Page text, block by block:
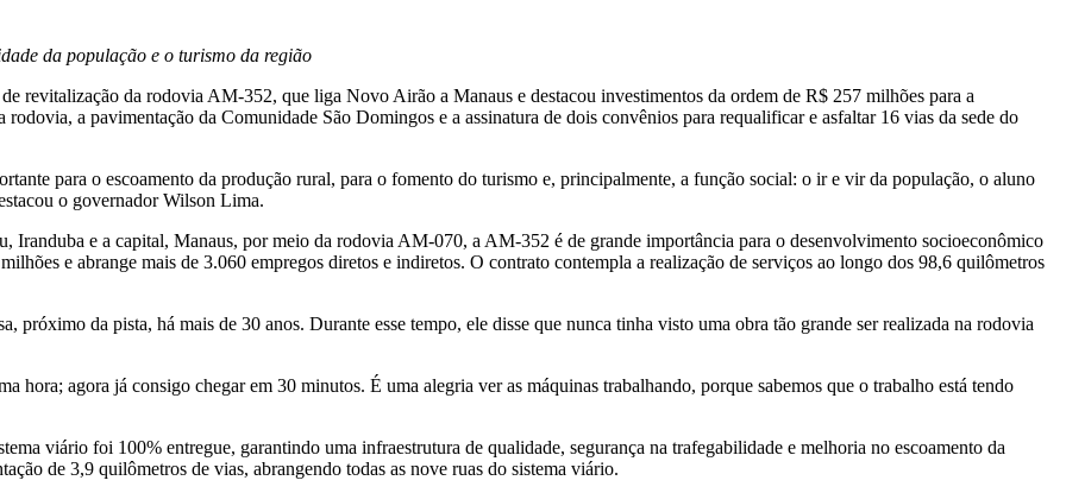
da população e o turismo da região
revitalização da rodovia AM-352, que liga Novo Airão a Manaus e destacou investimentos da ordem de R$ 257 milhões para a
a pavimentação da Comunidade São Domingos e a assinatura de dois convênios para requalificar e asfaltar 16 vias da sede do
para o escoamento da produção rural, para o fomento do turismo e, principalmente, a função social: o ir e vir da população, o aluno
o governador Wilson Lima.
e a capital, Manaus, por meio da rodovia AM-070, a AM-352 é de grande importância para o desenvolvimento socioeconômico
e abrange mais de 3.060 empregos diretos e indiretos. O contrato contempla a realização de serviços ao longo dos 98,6 quilômetros
próximo da pista, há mais de 30 anos. Durante esse tempo, ele disse que nunca tinha visto uma obra tão grande ser realizada na rodovia
hora; agora já consigo chegar em 30 minutos. É uma alegria ver as máquinas trabalhando, porque sabemos que o trabalho está tendo
viário foi 100% entregue, garantindo uma infraestrutura de qualidade, segurança na trafegabilidade e melhoria no escoamento da
de 3,9 quilômetros de vias, abrangendo todas as nove ruas do sistema viário.